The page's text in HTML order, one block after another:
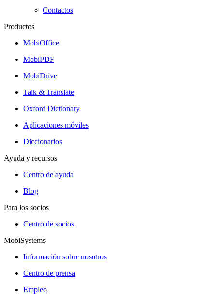
Contactos
Productos
MobiOffice
MobiPDF
MobiDrive
Talk & Translate
Oxford Dictionary
Aplicaciones móviles
Diccionarios
Ayuda y recursos
Centro de ayuda
Blog
Para los socios
Centro de socios
MobiSystems
Información sobre nosotros
Centro de prensa
Empleo